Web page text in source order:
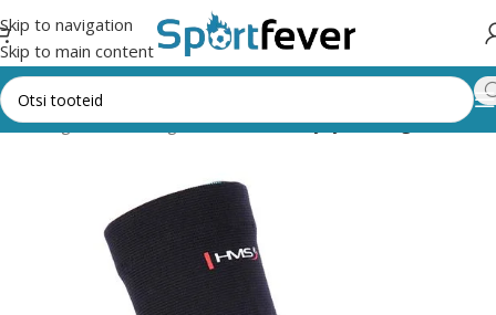
Skip to navigation
Skip to main content
Tugisidemed Tugisidemed Käe, selja ja õla tugisidemed